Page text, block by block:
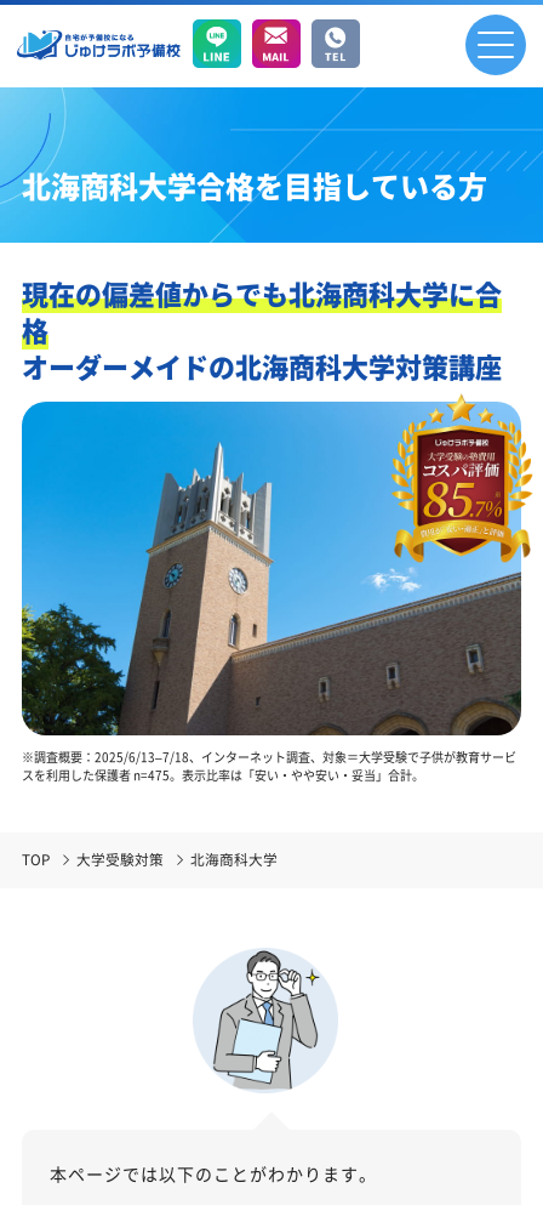
北海商科大学合格を目指している方
現在の偏差値からでも北海商科大学に合
格
オーダーメイドの北海商科大学対策講座
※調査概要：2025/6/13–7/18、インターネット調査、対象＝大学受験で子供が教育サービ
スを利用した保護者 n=475。表示比率は「安い・やや安い・妥当」合計。
TOP 大学受験対策 北海商科大学
本ページでは以下のことがわかります。